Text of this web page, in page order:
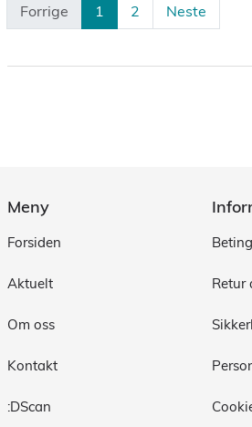
Forrige 1 2 Neste
Meny
Forsiden
Aktuelt
Om oss
Kontakt
:DScan
Retur